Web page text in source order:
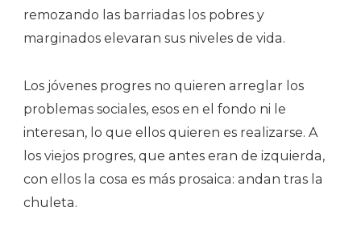
remozando las barriadas los pobres y
marginados elevaran sus niveles de vida.
Los jóvenes progres no quieren arreglar los
problemas sociales, esos en el fondo ni le
interesan, lo que ellos quieren es realizarse. A
los viejos progres, que antes eran de izquierda,
con ellos la cosa es más prosaica: andan tras la
chuleta.